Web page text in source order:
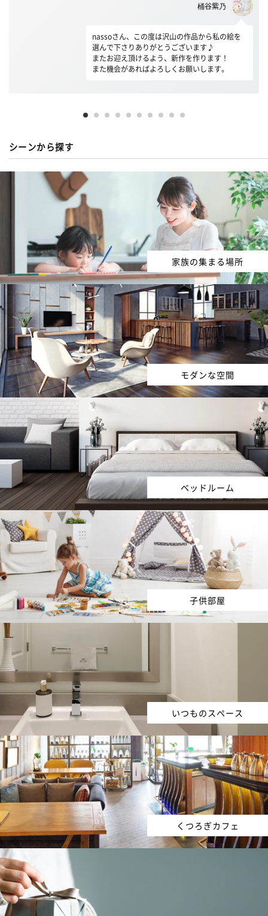
桶谷紫乃
nassoさん、この度は沢山の作品から私の絵を
選んで下さりありがとうございます♪
またお迎え頂けるよう、新作を作ります！
また機会があればよろしくお願いします。
シーンから探す
家族の集まる場所
モダンな空間
ベッドルーム
子供部屋
いつものスペース
くつろぎカフェ